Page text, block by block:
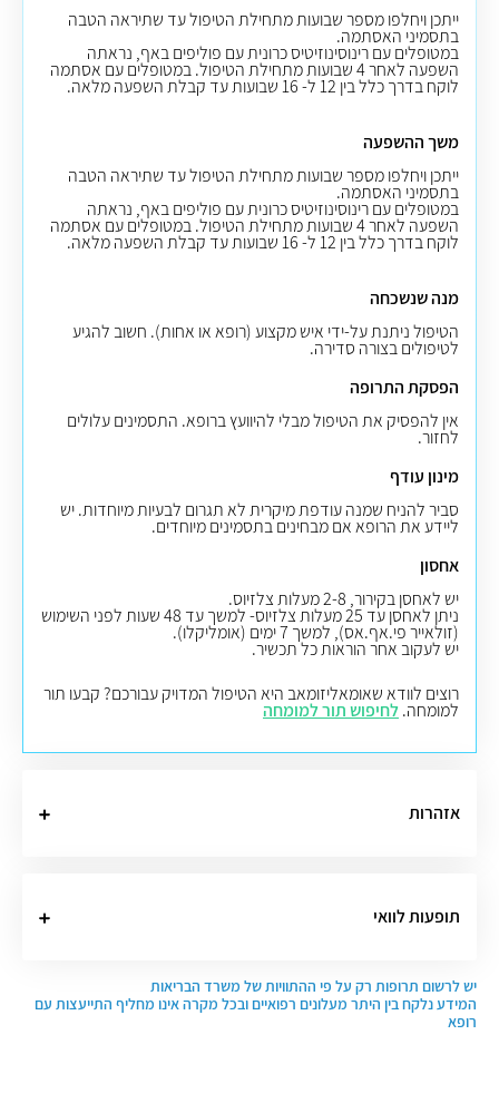
ייתכן ויחלפו מספר שבועות מתחילת הטיפול עד שתיראה הטבה
בתסמיני האסתמה.
במטופלים עם רינוסינוזיטיס כרונית עם פוליפים באף, נראתה
השפעה לאחר 4 שבועות מתחילת הטיפול. במטופלים עם אסתמה
לוקח בדרך כלל בין 12 ל- 16 שבועות עד קבלת השפעה מלאה.
משך ההשפעה
ייתכן ויחלפו מספר שבועות מתחילת הטיפול עד שתיראה הטבה
בתסמיני האסתמה.
במטופלים עם רינוסינוזיטיס כרונית עם פוליפים באף, נראתה
השפעה לאחר 4 שבועות מתחילת הטיפול. במטופלים עם אסתמה
לוקח בדרך כלל בין 12 ל- 16 שבועות עד קבלת השפעה מלאה.
מנה שנשכחה
הטיפול ניתנת על-ידי איש מקצוע (רופא או אחות). חשוב להגיע
לטיפולים בצורה סדירה.
הפסקת התרופה
אין להפסיק את הטיפול מבלי להיוועץ ברופא. התסמינים עלולים
לחזור.
מינון עודף
סביר להניח שמנה עודפת מיקרית לא תגרום לבעיות מיוחדות. יש
ליידע את הרופא אם מבחינים בתסמינים מיוחדים.
אחסון
יש לאחסן בקירור, 2-8 מעלות צלזיוס
.
ניתן לאחסן עד 25 מעלות צלזיוס- למשך עד 48 שעות לפני השימוש
(זולאייר פי.אף.אס), למשך 7 ימים (אומליקלו).
יש לעקוב אחר הוראות כל תכשיר.
רוצים לוודא שאומאליזומאב היא הטיפול המדויק עבורכם? קבעו תור
למומחה.לחיפוש תור למומחה
אזהרות
תופעות לוואי
יש לרשום תרופות רק על פי ההתוויות של משרד הבריאות
המידע נלקח בין היתר מעלונים רפואיים ובכל מקרה אינו מחליף התייעצות עם
רופא